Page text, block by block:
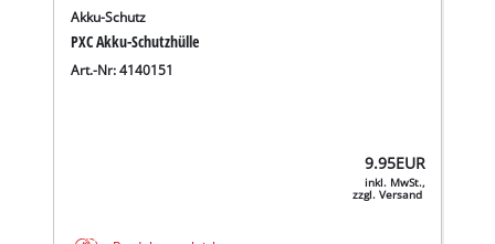
Akku-Schutz
PXC Akku-Schutzhülle
Art.-Nr: 4140151
9.95EUR
inkl. MwSt.,
zzgl. Versand